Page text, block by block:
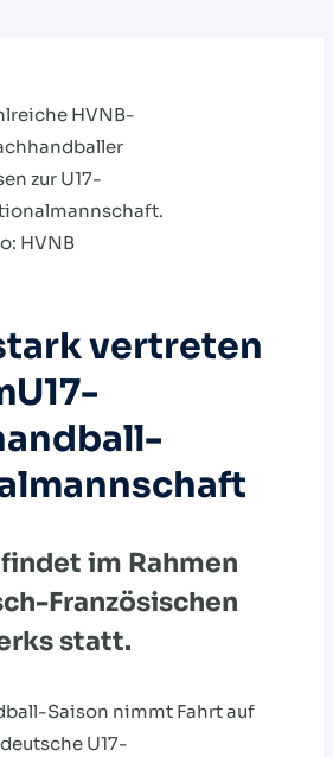
HVNB-
zur U17-
HVNB
vertreten
im Rahmen
Französischen
statt.
Saison nimmt Fahrt auf
U17-